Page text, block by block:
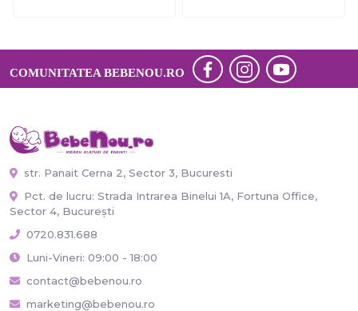
COMUNITATEA BEBENOU.RO
str. Panait Cerna 2, Sector 3, Bucuresti
Pct. de lucru: Strada Intrarea Binelui 1A, Fortuna Office,
Sector 4, București
0720.831.688
Luni-Vineri: 09:00 - 18:00
contact@bebenou.ro
marketing@bebenou.ro